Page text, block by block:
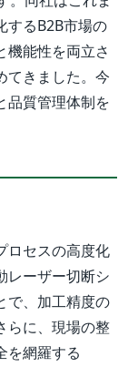
するB2B市場の
機能性を両立さ
てきました。今
品質管理体制を
ロセスの高度化
レーザー切断シ
で、加工精度の
らに、現場の整
を網羅する